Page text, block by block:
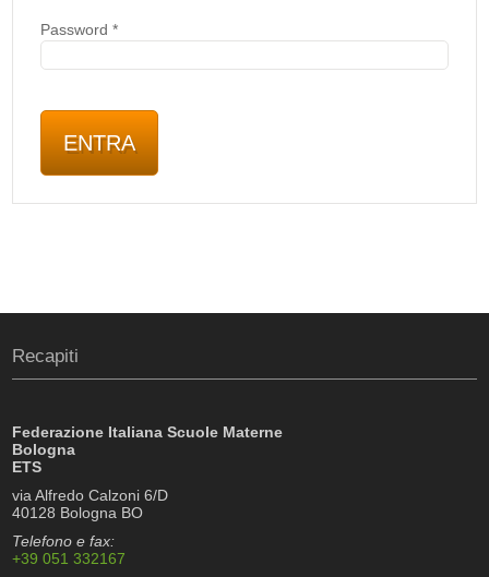
Password*
Recapiti
Federazione Italiana Scuole Materne
Bologna
ETS
via Alfredo Calzoni 6/D
40128 Bologna BO
Telefono e fax:
+39 051 332167